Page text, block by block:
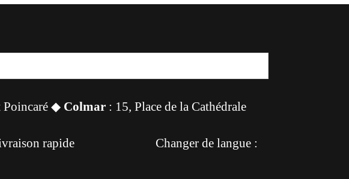
Poincaré ◆ Colmar : 15, Place de la Cathédrale
rapide Changer de langue :